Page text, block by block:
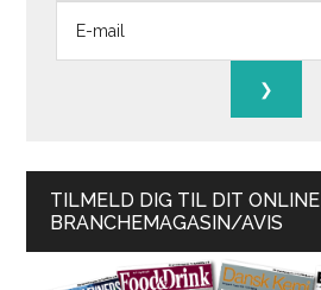
TILMELD DIG TIL DIT ONLINE
BRANCHEMAGASIN/AVIS